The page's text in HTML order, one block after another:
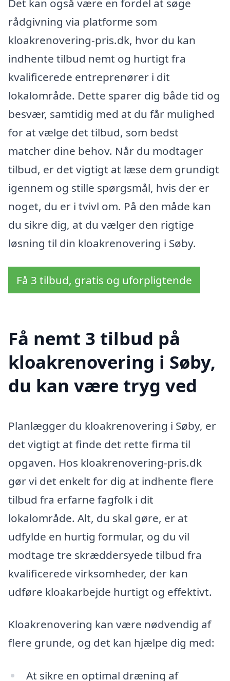
Det kan også være en fordel at søge
rådgivning via platforme som
kloakrenovering-pris.dk, hvor du kan
indhente tilbud nemt og hurtigt fra
kvalificerede entreprenører i dit
lokalområde. Dette sparer dig både tid og
besvær, samtidig med at du får mulighed
for at vælge det tilbud, som bedst
matcher dine behov. Når du modtager
tilbud, er det vigtigt at læse dem grundigt
igennem og stille spørgsmål, hvis der er
noget, du er i tvivl om. På den måde kan
du sikre dig, at du vælger den rigtige
løsning til din kloakrenovering i Søby.
Få 3 tilbud, gratis og uforpligtende
Få nemt 3 tilbud på
kloakrenovering i Søby,
du kan være tryg ved
Planlægger du kloakrenovering i Søby, er
det vigtigt at finde det rette firma til
opgaven. Hos kloakrenovering-pris.dk
gør vi det enkelt for dig at indhente flere
tilbud fra erfarne fagfolk i dit
lokalområde. Alt, du skal gøre, er at
udfylde en hurtig formular, og du vil
modtage tre skræddersyede tilbud fra
kvalificerede virksomheder, der kan
udføre kloakarbejde hurtigt og effektivt.
Kloakrenovering kan være nødvendig af
flere grunde, og det kan hjælpe dig med:
At sikre en optimal dræning af